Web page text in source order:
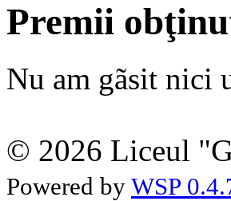
Premii
Nu am gãsit nici
© 2026 Liceul
Powered by WSP